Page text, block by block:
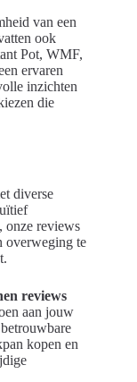
van een
ook
Pot, WMF,
ervaren
inzichten
die
diverse
onze reviews
overweging te
reviews
aan jouw
kopen en